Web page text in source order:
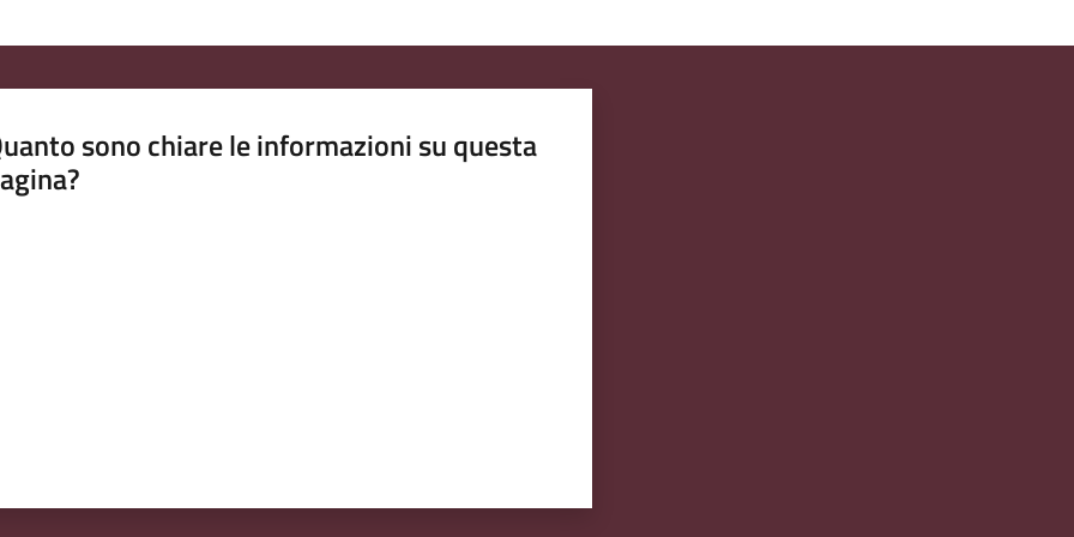
sono chiare le informazioni su questa